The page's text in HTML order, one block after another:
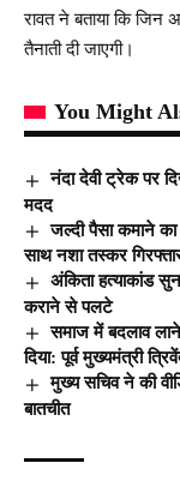
रावत ने बताया कि जिन
तैनाती दी जाएगी।
You Might
नंदा देवी ट्रेक पर
मदद
जल्दी पैसा कमाने
साथ नशा तस्कर
अंकिता हत्याकांड
कराने से पलटे
समाज में बदलाव लाने
दिया: पूर्व मुख्यमंत्री
मुख्य सचिव ने की
बातचीत